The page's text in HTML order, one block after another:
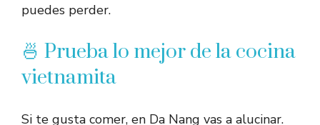
puedes perder.
🍜 Prueba lo mejor de la cocina
vietnamita
Si te gusta comer, en Da Nang vas a alucinar.